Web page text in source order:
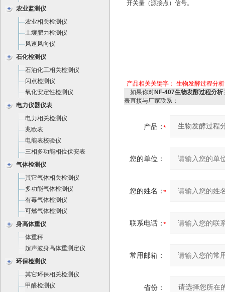
农业监测仪
农业相关检测仪
土壤肥力检测仪
风速风向仪
石化检测仪
石油化工相关检测仪
闪点检测仪
氧化安定性检测仪
电力仪器仪表
电力相关检测仪
兆欧表
电能表校验仪
三相多功能相位伏安表
气体检测仪
其它气体相关检测仪
多功能气体检测仪
有毒气体检测仪
可燃气体检测仪
身高体重仪
体重秤
超声波身高体重测定仪
环保检测仪
其它环保相关检测仪
甲醛检测仪
开关量（源接点）信号。
产品相关关键字： 生物发酵过程分析
如果你对NF-407生物发酵过程分析
表直接与厂家联系：
产品：
您的单位：
您的姓名：
联系电话：
常用邮箱：
省份：